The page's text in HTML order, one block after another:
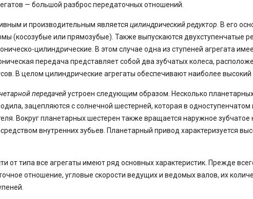
— большой разброс передаточных отношений.
и производительным является цилиндрический редуктор . В его
(косозубые или прямозубые). Также выпускаются двухступенчатые
цилиндрические. В этом случае одна из ступеней агрегата
передача представляет собой два зубчатых колеса,
В целом цилиндрические агрегаты обеспечивают наиболее
передачейустроен следующим образом. Несколько
зацепляются с солнечной шестерней, которая в
Вокруг планетарных шестерен также вращается наружное зубчатое
внутренних зубьев. Планетарный привод характеризуется
от типа все агрегаты имеют ряд основных характеристик. Прежде
отношение, угловые скорости ведущих и ведомых валов, их